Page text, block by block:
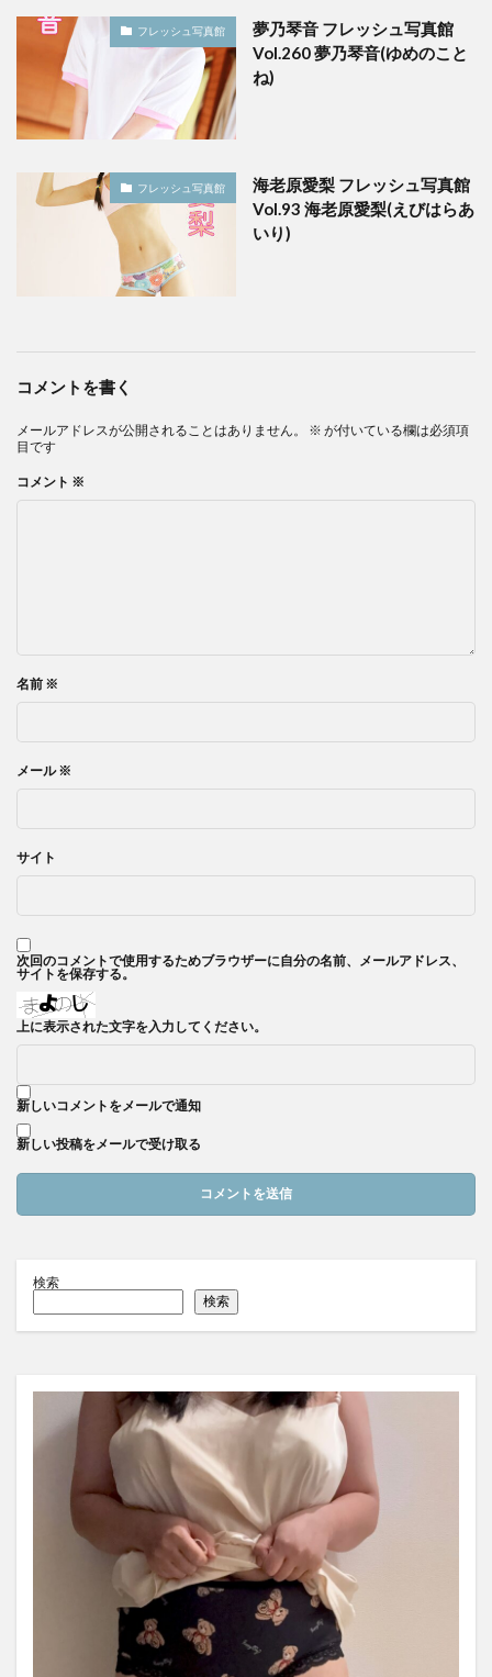
フレッシュ写真館
夢乃琴音 フレッシュ写真館
Vol.260 夢乃琴音(ゆめのこと
ね)
フレッシュ写真館
海老原愛梨 フレッシュ写真館
Vol.93 海老原愛梨(えびはらあ
いり)
コメントを書く
メールアドレスが公開されることはありません。 ※ が付いている欄は必須項
目です
コメント ※
名前 ※
メール※
サイト
次回のコメントで使用するためブラウザーに自分の名前、メールアドレス、
サイトを保存する。
上に表示された文字を入力してください。
新しいコメントをメールで通知
新しい投稿をメールで受け取る
検索
検索